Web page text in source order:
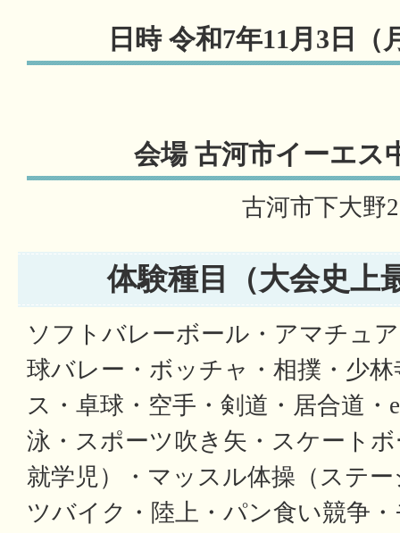
日時 令和7年11月3日（
会場 古河市イーエス
古河市下大野
体験種目（大会史上
ソフトバレーボール・アマチュ
球バレー・ボッチャ・相撲・少
ス・卓球・空手・剣道・居合道
泳・スポーツ吹き矢・スケート
就学児）・マッスル体操（ステ
ツバイク・陸上・パン食い競争